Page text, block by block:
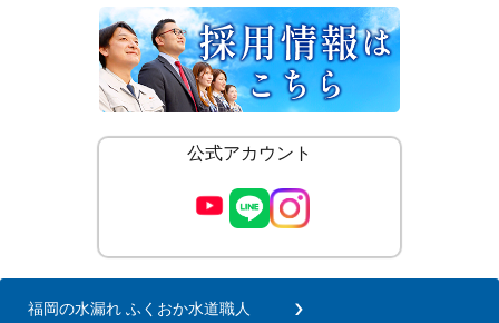
公式アカウント
福岡の水漏れ ふくおか水道職人